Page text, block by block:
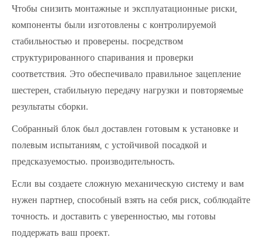
Чтобы снизить монтажные и эксплуатационные риски,
компоненты были изготовлены с контролируемой
стабильностью и проверены. посредством
структурированного спаривания и проверки
соответствия. Это обеспечивало правильное зацепление
шестерен, стабильную передачу нагрузки и повторяемые
результаты сборки.
Собранный блок был доставлен готовым к установке и
полевым испытаниям, с устойчивой посадкой и
предсказуемостью. производительность.
Если вы создаете сложную механическую систему и вам
нужен партнер, способный взять на себя риск, соблюдайте
точность. и доставить с уверенностью, мы готовы
поддержать ваш проект.